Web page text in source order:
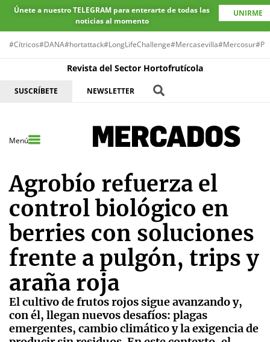
Únete a nuestro TELEGRAM para enterarte de todas las
noticias al momento
UNIRME
#Cítricos#DANA#hortattack#LongLifeChallenge#Mercasevilla#Mercosur
Revista del Sector Hortofrutícola
SUSCRÍBETE NEWSLETTER
Menú
Agrobío refuerza el
control biológico en
berries con soluciones
frente a pulgón, trips y
araña roja
El cultivo de frutos rojos sigue avanzando y,
con él, llegan nuevos desafíos: plagas
emergentes, cambio climático y la exigencia de